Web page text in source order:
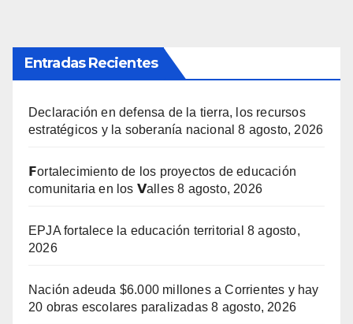
Entradas Recientes
Declaración en defensa de la tierra, los recursos
estratégicos y la soberanía nacional 8 agosto, 2026
𝗙ortalecimiento de los proyectos de educación
comunitaria en los 𝗩alles 8 agosto, 2026
EPJA fortalece la educación territorial 8 agosto,
2026
Nación adeuda $6.000 millones a Corrientes y hay
20 obras escolares paralizadas 8 agosto, 2026